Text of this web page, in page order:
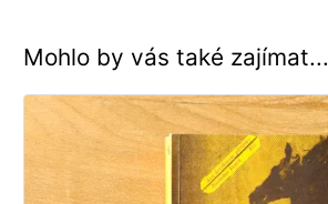
Mohlo by vás také zajímat...